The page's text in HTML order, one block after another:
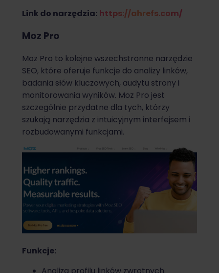
Link do narzędzia: https://ahrefs.com/
Moz Pro
Moz Pro to kolejne wszechstronne narzędzie
SEO, które oferuje funkcje do analizy linków,
badania słów kluczowych, audytu strony i
monitorowania wyników. Moz Pro jest
szczególnie przydatne dla tych, którzy
szukają narzędzia z intuicyjnym interfejsem i
rozbudowanymi funkcjami.
Funkcje:
Analiza profilu linków zwrotnych.